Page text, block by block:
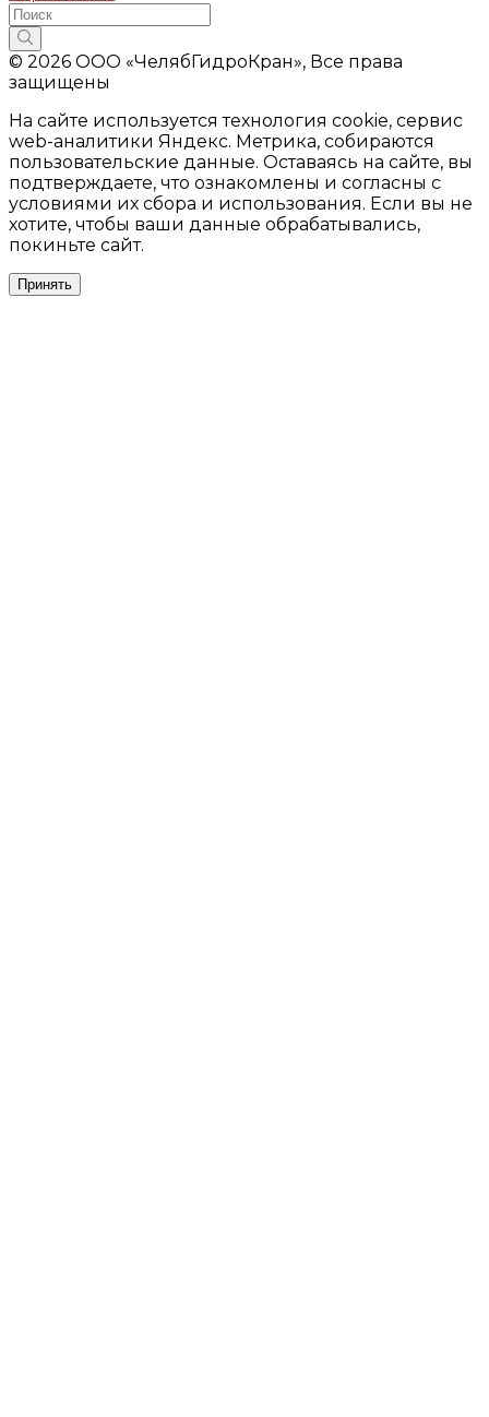
© 2026 ООО «ЧелябГидроКран», Все права
защищены
На сайте используется технология cookie, сервис
web-аналитики Яндекс. Метрика, собираются
пользовательские данные. Оставаясь на сайте, вы
подтверждаете, что ознакомлены и согласны с
условиями их сбора и использования. Если вы не
хотите, чтобы ваши данные обрабатывались,
покиньте сайт.
Принять